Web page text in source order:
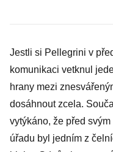
Jestli si Pellegrini v
komunikaci vetknul
hrany mezi
dosáhnout zcela.
vytýkáno, že před
úřadu byl jedním z